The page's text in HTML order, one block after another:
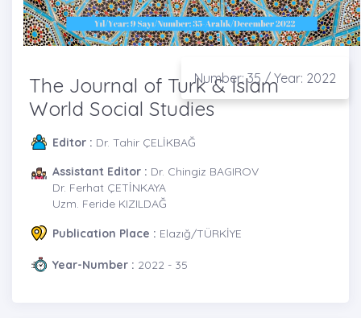
Number: 35 / Year: 2022
The Journal of Turk & Islam
World Social Studies
Editor : Dr. Tahir ÇELİKBAĞ
Assistant Editor : Dr. Chingiz BAGIROV
Dr. Ferhat ÇETİNKAYA
Uzm. Feride KIZILDAĞ
Publication Place : Elazığ/TÜRKİYE
Year-Number : 2022 - 35